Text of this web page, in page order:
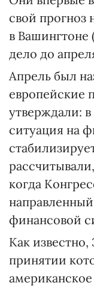
свой прогноз
в Вашингтоне
дело до
Апрель был
европейские
утверждали:
ситуация на
когда
финансовой
Как известно,
принятии